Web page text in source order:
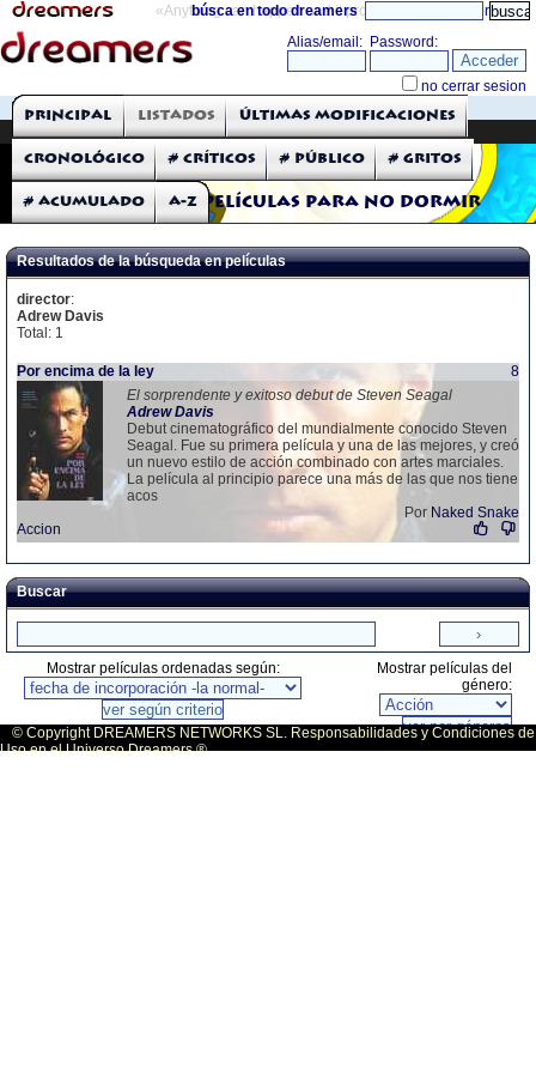
«Anything can happen and it probably will» directorio
búsca en todo dreamers
THE DREAMERS
Críticas: Películas
Películas para no dormir
Principal Listados Últimas modificaciones
Cronológico # Críticos # Público # Gritos
# Acumulado A-Z
Resultados de la búsqueda en películas
director:
Adrew Davis
Total: 1
Por encima de la ley
8
El sorprendente y exitoso debut de Steven Seagal
Adrew Davis
Debut cinematográfico del mundialmente conocido Steven
Seagal. Fue su primera película y una de las mejores, y creó
un nuevo estilo de acción combinado con artes marciales.
La película al principio parece una más de las que nos tiene
acos
Por Naked Snake
Accion
Buscar
Mostrar películas ordenadas según:
Mostrar películas del
género:
© Copyright DREAMERS NETWORKS SL. Responsabilidades y Condiciones de
Uso en el Universo Dreamers ®